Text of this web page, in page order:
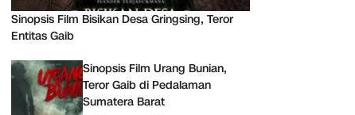
Sinopsis Film Bisikan Desa Gringsing, Teror
Entitas Gaib
Sinopsis Film Urang Bunian,
Teror Gaib di Pedalaman
Sumatera Barat